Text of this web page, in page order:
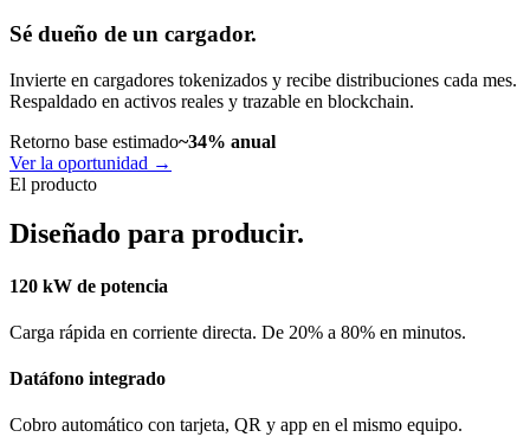
Sé dueño de un cargador.
Invierte en cargadores tokenizados y recibe distribuciones cada mes.
Respaldado en activos reales y trazable en blockchain.
Retorno base estimado~34% anual
Ver la oportunidad →
El producto
Diseñado para producir.
120 kW de potencia
Carga rápida en corriente directa. De 20% a 80% en minutos.
Datáfono integrado
Cobro automático con tarjeta, QR y app en el mismo equipo.